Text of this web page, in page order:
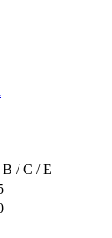
B / C / E